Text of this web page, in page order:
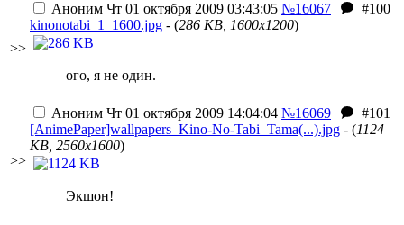
>>
Аноним Чт 01 октября 2009 03:43:05 №16067
#100
kinonotabi_1_1600.jpg - (286 KB, 1600x1200)
ого, я не один.
>>
Аноним Чт 01 октября 2009 14:04:04 №16069
#101
[AnimePaper]wallpapers_Kino-No-Tabi_Tama(...).jpg - (1124
KB, 2560x1600)
Экшон!